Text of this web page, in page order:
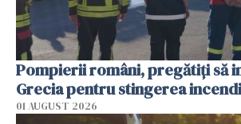
Pompierii români, pregătiţi să
Grecia pentru stingerea
01 AUGUST 2026